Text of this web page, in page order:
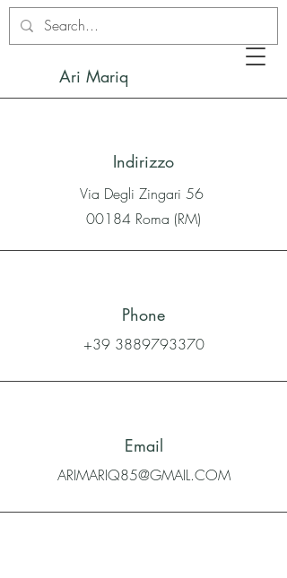
Ari Mariq
Indirizzo
Via Degli Zingari 56
00184 Roma (RM)
Phone
+39 3889793370
Email
ARIMARIQ85@GMAIL.COM